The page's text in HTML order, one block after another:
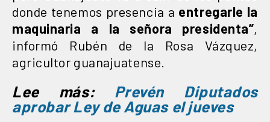
donde tenemos presencia a entregarle la
maquinaria a la señora presidenta”,
informó Rubén de la Rosa Vázquez,
agricultor guanajuatense.
Lee más: Prevén Diputados
aprobar Ley de Aguas el jueves